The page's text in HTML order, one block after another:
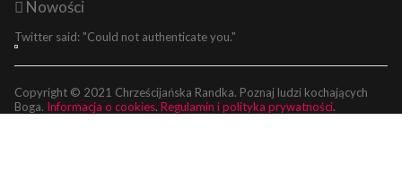
Nowości
Twitter said: "Could not authenticate you."
Copyright © 2021 Chrześcijańska Randka. Poznaj ludzi kochających
Boga. Informacja o cookies. Regulamin i polityka prywatności.